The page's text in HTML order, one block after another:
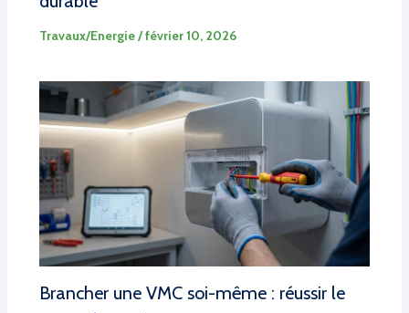
Travaux/Energie/février 10, 2026
Brancher une VMC soi-même : réussir le